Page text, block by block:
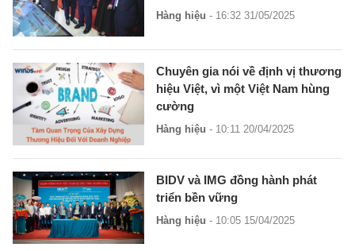
Hàng hiệu - 16:32 31/05/2025
Chuyên gia nói về định vị thương
hiệu Việt, vì một Việt Nam hùng
cường
Hàng hiệu - 10:11 20/04/2025
BIDV và IMG đồng hành phát
triển bền vững
Hàng hiệu - 10:05 15/04/2025